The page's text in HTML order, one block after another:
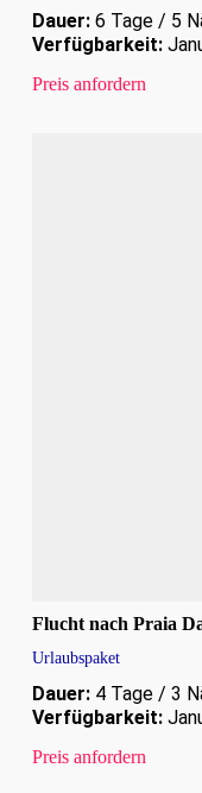
Dauer:6 Tage / 5
Verfügbarkeit:
Preis anfordern
Flucht nach Praia
Urlaubspaket
Dauer:4 Tage / 3
Verfügbarkeit:
Preis anfordern